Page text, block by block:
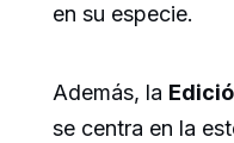
en su especie.
Además, la
se centra en la